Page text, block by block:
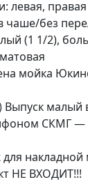
левая, правая
чаше/без
(1 1/2),
мойка
малый
СКМГ —
накладной
НЕ ВХОДИТ!!!